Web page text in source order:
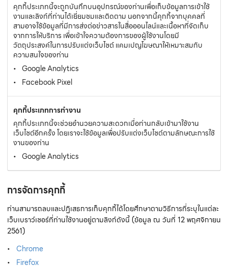
คุกกี้ประเภทนี้จะถูกบันทึกบนอุปกรณ์ของท่านเพื่อเก็บข้อมูลการเข้าใช้
งานและลิงก์ที่ท่านได้เยี่ยมชมและติดตาม นอกจากนี้คุกกี้จากบุคคลที่
สามอาจใช้ข้อมูลที่มีการส่งต่อข่าวสารในสื่อออนไลน์และเนื้อหาที่จัดเก็บ
จากการให้บริการ เพื่อเข้าใจความต้องการของผู้ใช้งานโดยมี
วัตถุประสงค์ในการปรับแต่งเว็บไซต์ แคมเปญโฆษณาให้เหมาะสมกับ
ความสนใจของท่าน
Google Analytics
Facebook Pixel
คุกกี้ประเภทการทำงาน
คุกกี้ประเภทนี้จะช่วยอำนวยความสะดวกเมื่อท่านกลับเข้ามาใช้งาน
เว็บไซต์อีกครั้ง โดยเราจะใช้ข้อมูลเพื่อปรับแต่งเว็บไซต์ตามลักษณะการใช้
งานของท่าน
Google Analytics
การจัดการคุกกี้
ท่านสามารถลบและปฏิเสธการเก็บคุกกี้ได้โดยศึกษาตามวิธีการที่ระบุในแต่ละ
เว็บเบราว์เซอร์ที่ท่านใช้งานอยู่ตามลิงก์ดังนี้ (ข้อมูล ณ วันที่ 12 พฤศจิกายน
2561)
Chrome
Firefox